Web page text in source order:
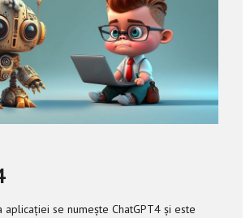
aplicației se numește ChatGPT4 și este